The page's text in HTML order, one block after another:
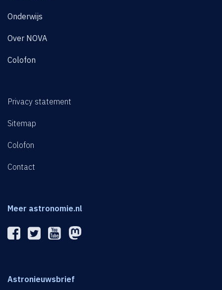
Onderwijs
Over NOVA
Colofon
Privacy statement
Sitemap
Colofon
Contact
Meer astronomie.nl
Astronieuwsbrief